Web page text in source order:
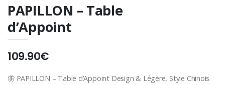
PAPILLON – Table
d’Appoint
109.90€
🦋 PAPILLON – Table d’Appoint Design & Légère, Style Chinois